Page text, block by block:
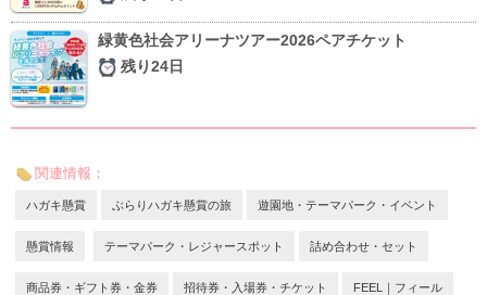
緑黄色社会アリーナツアー2026ペアチケット
残り24日
関連情報：
ハガキ懸賞 ぶらりハガキ懸賞の旅 遊園地・テーマパーク・イベント
懸賞情報 テーマパーク・レジャースポット 詰め合わせ・セット
商品券・ギフト券・金券 招待券・入場券・チケット FEEL｜フィール